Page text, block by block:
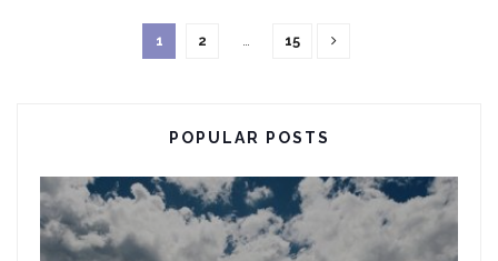
1 2 … 15
POPULAR POSTS